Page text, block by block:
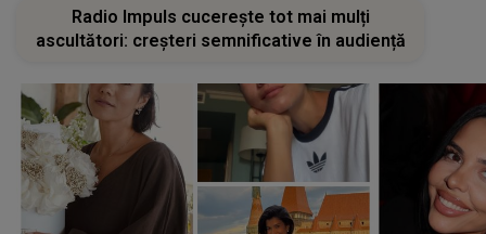
Radio Impuls cucerește tot mai mulți
ascultători: creșteri semnificative în audiență